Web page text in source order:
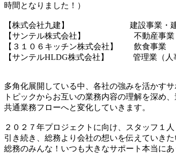
時間となりました！）
【株式会社九建】 建設事業・建築
【サンテル株式会社】 不動産事業
【３１０６キッチン株式会社】 飲食事業
【サンテルHLDG株式会社】 管理業（人
多角化展開している中、各社の強みを活かす
トピックからお互いの業務内容の理解を深め
共通業務フローへと変化していきます。
２０２７年プロジェクトに向け、スタッフ１
引き続き、総務より会社の想いを伝えていきた
総務のみんな！いつも大きなサポート本当に